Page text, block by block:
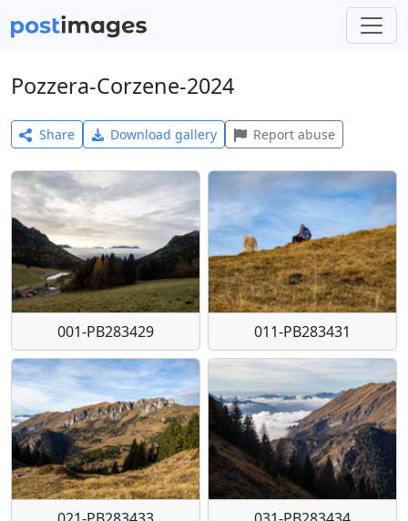
Pozzera-Corzene-2024
Share Download gallery Report abuse
001-PB283429 011-PB283431